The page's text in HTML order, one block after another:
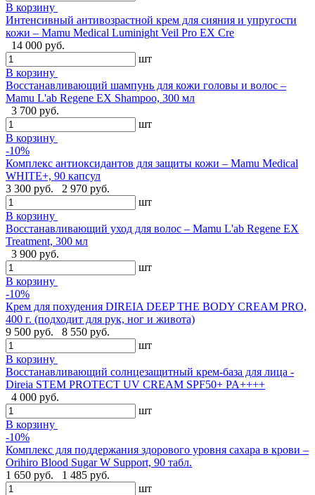
В корзину
Интенсивный антивозрастной крем для сияния и упругости
кожи – Mamu Medical Luminight Veil Pro EX Cre
14 000 руб.
шт
В корзину
Восстанавливающий шампунь для кожи головы и волос –
Mamu L'ab Regene EX Shampoo, 300 мл
3 700 руб.
шт
В корзину
-10%
Комплекс антиоксидантов для защиты кожи – Mamu Medical
WHITE+, 90 капсул
3 300 руб.
2 970 руб.
шт
В корзину
Восстанавливающий уход для волос – Mamu L'ab Regene EX
Treatment, 300 мл
3 900 руб.
шт
В корзину
-10%
Крем для похудения DIREIA DEEP THE BODY CREAM PRO,
400 г. (подходит для рук, ног и живота)
9 500 руб.
8 550 руб.
шт
В корзину
Восстанавливающий солнцезащитный крем-база для лица -
Direia STEM PROTECT UV CREAM SPF50+ PA++++
4 000 руб.
шт
В корзину
-10%
Комплекс для поддержания здорового уровня сахара в крови –
Orihiro Blood Sugar W Support, 90 табл.
1 650 руб.
1 485 руб.
шт